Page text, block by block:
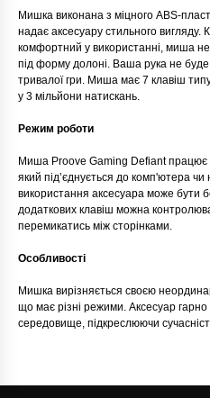
Мишка виконана з міцного ABS-
надає аксесуару стильного вигляду.
комфортний у використанні, миша не
під форму долоні. Ваша рука не
тривалої гри. Миша має 7 клавіш
у 3 мільйони натискань.
Режим роботи
Миша Proove Gaming Defiant працює
який під’єднується до комп'ютера чи
використання аксесуара може бути
додаткових клавіш можна
перемикатись між сторінками.
Особливості
Мишка вирізняється своєю
що має різні режими. Аксесуар
середовище, підкреслюючи